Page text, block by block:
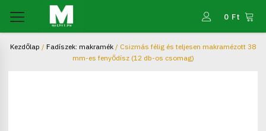
0 Ft
Kezdőlap / Fadíszek: makramék / Csizmás félig és teljesen makramézott 38
mm-es fenyődísz (12 db-os csomag)